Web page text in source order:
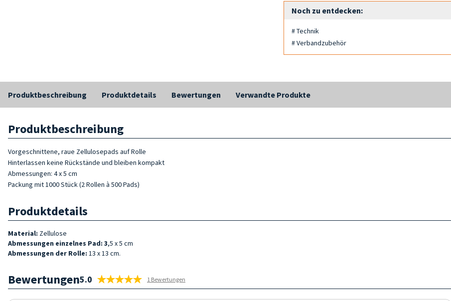
Noch zu entdecken:
# Technik
# Verbandzubehör
Produktbeschreibung Produktdetails Bewertungen Verwandte Produkte
Produktbeschreibung
Vorgeschnittene, raue Zellulosepads auf Rolle
Hinterlassen keine Rückstände und bleiben kompakt
Abmessungen: 4 x 5 cm
Packung mit 1000 Stück (2 Rollen à 500 Pads)
Produktdetails
Material: Zellulose
Abmessungen einzelnes Pad: 3,5 x 5 cm
Abmessungen der Rolle: 13 x 13 cm.
Bewertungen5.0 1 Bewertungen